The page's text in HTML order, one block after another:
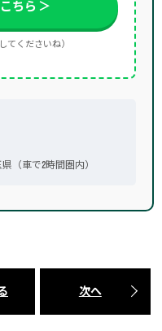
ちら ＞
てくださいね）
（車で2時間圏内）
次へ